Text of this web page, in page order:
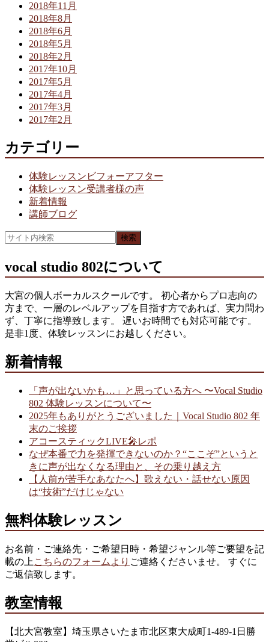
2018年11月
2018年8月
2018年6月
2018年5月
2018年2月
2017年10月
2017年5月
2017年4月
2017年3月
2017年2月
カテゴリー
体験レッスンビフォーアフター
体験レッスン受講者様の声
新着情報
講師ブログ
vocal studio 802について
大宮の個人ボーカルスクールです。 初心者からプロ志向の
方まで、一層のレベルアップを目指す方であれば、実力問わ
ず、丁寧に指導致します。 遅いお時間でも対応可能です。
是非1度、体験レッスンにお越しください。
新着情報
「声が出ないかも…」と思っている方へ 〜Vocal Studio
802 体験レッスンについて〜
2025年もありがとうございました｜Vocal Studio 802 年
末のご挨拶
アコースティックLIVE🎤レポ
なぜ本番で力を発揮できないのか？“ここぞ”というと
きに声が出なくなる理由と、その乗り越え方
【人前が苦手なあなたへ】歌えない・話せない原因
は“技術”だけじゃない
無料体験レッスン
お名前・ご連絡先・ご希望日時・希望ジャンル等ご要望を記
載の上 こちらのフォームより ご連絡くださいませ。 すぐに
ご返信致します。
教室情報
【北大宮教室】埼玉県さいたま市北区東大成町1-489-1日勝